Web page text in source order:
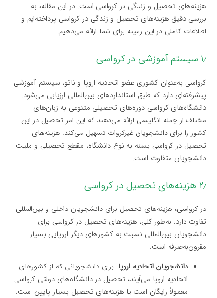
هزینه‌های تحصیل و زندگی در کرواسی است. در این مقاله، به
بررسی دقیق هزینه‌های تحصیل و زندگی در کرواسی پرداخته‌ایم و
اطلاعات کاملی در این زمینه برای شما ارائه می‌دهیم.
۱٫ سیستم آموزشی در کرواسی
کرواسی به‌عنوان کشوری عضو اتحادیه اروپا و ناتو، سیستم آموزشی
پیشرفته‌ای دارد که طبق استانداردهای بین‌المللی ارزیابی می‌شود.
دانشگاه‌های کرواسی دوره‌های تحصیلی متنوعی به زبان‌های
مختلف از جمله انگلیسی ارائه می‌دهند که این امر تحصیل در این
کشور را برای دانشجویان غیرکروات تسهیل می‌کند. هزینه‌های
تحصیل در کرواسی بسته به نوع دانشگاه، مقطع تحصیلی و ملیت
دانشجویان متفاوت است.
۲٫ هزینه‌های تحصیل در کرواسی
در کرواسی، هزینه‌های تحصیل برای دانشجویان داخلی و بین‌المللی
تفاوت دارد. به‌طور کلی، هزینه‌های تحصیل در کرواسی برای
دانشجویان بین‌المللی نسبت به کشورهای دیگر اروپایی بسیار
مقرون‌به‌صرفه است.
دانشجویان اتحادیه اروپا: برای دانشجویانی که از کشورهای
اتحادیه اروپا می‌آیند، تحصیل در دانشگاه‌های دولتی کرواسی
معمولاً رایگان است یا هزینه‌های تحصیل بسیار پایین است.